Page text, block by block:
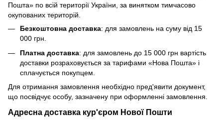
Пошта» по всій території України, за винятком тимчасово
окупованих територій.
Безкоштовна доставка: для замовлень на суму від 15
000 грн.
Платна доставка: для замовлень до 15 000 грн вартість
доставки розраховується за тарифами «Нова Пошта» і
сплачується покупцем.
Для отримання замовлення необхідно пред'явити документ,
що посвідчує особу, зазначену при оформленні замовлення.
Адресна доставка кур'єром Нової Пошти